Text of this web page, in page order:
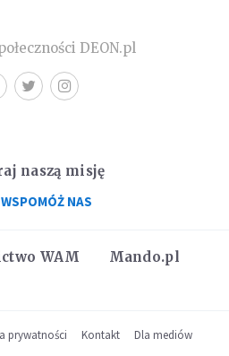
DEON.pl
WAM
Mando.pl
naszą misję
WSPOMÓŻ NAS
prywatności Kontakt
Dla mediów